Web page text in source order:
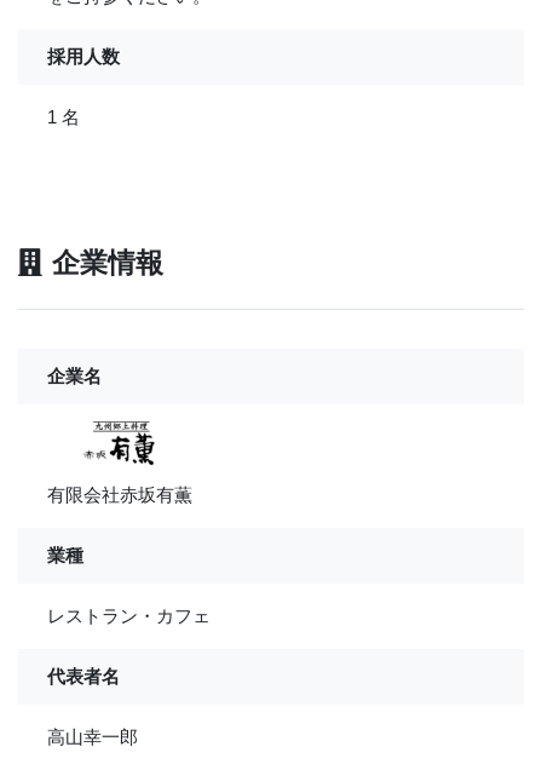
採用人数
1 名
企業情報
企業名
有限会社赤坂有薫
業種
レストラン・カフェ
代表者名
高山幸一郎